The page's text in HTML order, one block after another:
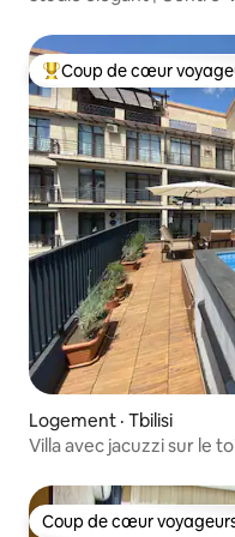
Coup de cœur
Coup de cœur
Logement · Tbilisi
Villa avec jacuzzi sur le
Coup de cœur
Coup de cœur